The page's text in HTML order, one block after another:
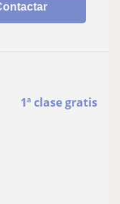
1ª clase gratis